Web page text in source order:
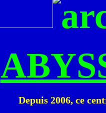
Depuis 2006, ce